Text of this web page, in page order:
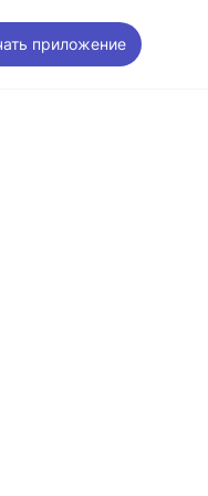
приложение